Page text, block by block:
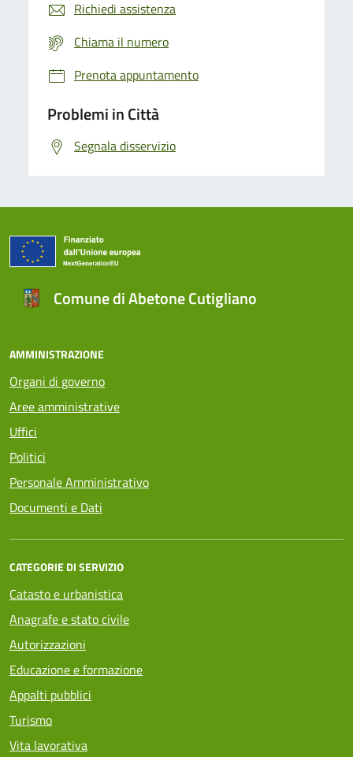
Richiedi assistenza
Chiama il numero
Prenota appuntamento
Problemi in Città
Segnala disservizio
Comune di Abetone Cutigliano
AMMINISTRAZIONE
Organi di governo
Aree amministrative
Uffici
Politici
Personale Amministrativo
Documenti e Dati
CATEGORIE DI SERVIZIO
Catasto e urbanistica
Anagrafe e stato civile
Autorizzazioni
Educazione e formazione
Appalti pubblici
Turismo
Vita lavorativa